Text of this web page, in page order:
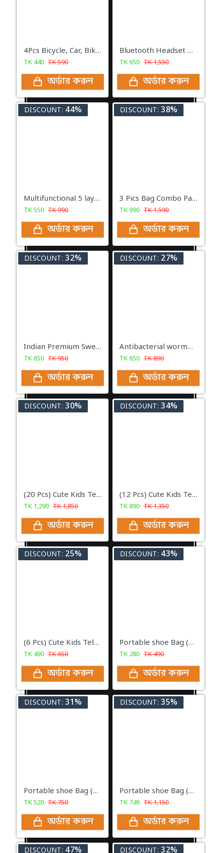
4Pcs Bicycle, Car, Bike Wheel lights
TK 440 TK590
অর্ডার করুন
Bluetooth Headset With Microphone Rechargeable Long Standby Driving Car High Sensitivity Handsfree Wireless Headphones
TK650 TK1,550
অর্ডার করুন
DISCOUNT: 44%
Multifunctional 5 layer Food Safety Cover
TK550 TK990
অর্ডার করুন
DISCOUNT: 38%
3 Pics Bag Combo Pack (Black)
TK990 TK1,590
অর্ডার করুন
DISCOUNT: 32%
Indian Premium Sweat Slim belt
TK650 TK950
অর্ডার করুন
DISCOUNT: 27%
Antibacterial wormwood spray (৬৫০ টাকা ১ পিস এর সাথে ১ পিস ফ্রি)
TK650 TK890
অর্ডার করুন
DISCOUNT: 30%
(20 Pcs) Cute Kids Telephone Wire Hair Bands Girls Elastic Hair Bands Bands Ponytail Hair Accessories
TK 1,290 TK1,850
অর্ডার করুন
DISCOUNT: 34%
(12 Pcs) Cute Kids Telephone Wire Hair Bands Girls Elastic Hair Bands Bands Ponytail Hair Accessories
TK890 TK1,350
অর্ডার করুন
DISCOUNT: 25%
(6 Pcs) Cute Kids Telephone Wire Hair Bands Girls Elastic Hair Bands Bands Ponytail Hair Accessories
TK 490 TK650
অর্ডার করুন
DISCOUNT: 43%
Portable shoe Bag (3 pcs)
TK 280 TK490
অর্ডার করুন
DISCOUNT: 31%
Portable shoe Bag (6 pcs)
TK520 TK750
অর্ডার করুন
DISCOUNT: 35%
Portable shoe Bag (9 pcs + 1 pcs free) Total 10 pcs
TK 749 TK1,150
অর্ডার করুন
DISCOUNT: 47% DISCOUNT: 32%